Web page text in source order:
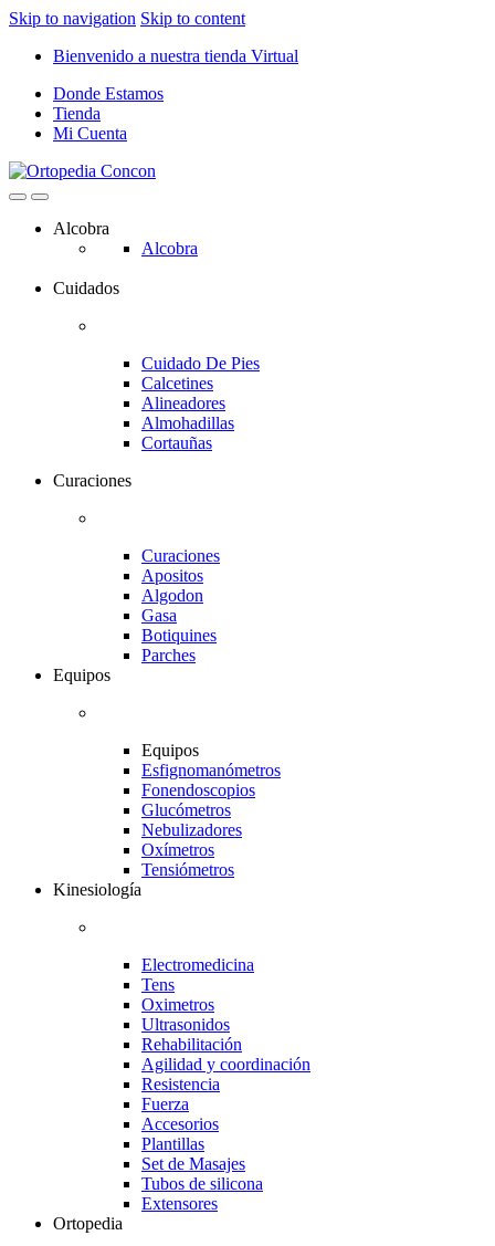
Skip to navigation Skip to content
Bienvenido a nuestra tienda Virtual
Donde Estamos
Tienda
Mi Cuenta
Alcobra
Alcobra
Cuidados
Cuidado De Pies
Calcetines
Alineadores
Almohadillas
Cortauñas
Curaciones
Curaciones
Apositos
Algodon
Gasa
Botiquines
Parches
Equipos
Equipos
Esfignomanómetros
Fonendoscopios
Glucómetros
Nebulizadores
Oxímetros
Tensiómetros
Kinesiología
Electromedicina
Tens
Oximetros
Ultrasonidos
Rehabilitación
Agilidad y coordinación
Resistencia
Fuerza
Accesorios
Plantillas
Set de Masajes
Tubos de silicona
Extensores
Ortopedia